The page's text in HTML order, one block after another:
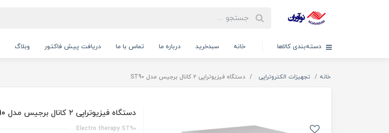
دسته‌بندی کالاها خانه سبدخرید درباره ما تماس با ما دریافت پیش فاکتور وبلاگ
خانه تجهیزات الکتروتراپی دستگاه فیزیوتراپی ۲ کانال برجیس مدل ST90
دستگاه فیزیوتراپی ۲ کانال برجیس مدل ST90
Electro therapy ST90